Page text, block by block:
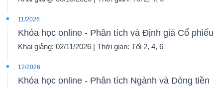
11/2026
Khóa học online - Phân tích và Định giá Cổ phiếu
Khai giảng: 02/11/2026 | Thời gian: Tối 2, 4, 6
12/2026
Khóa học online - Phân tích Ngành và Dòng tiền